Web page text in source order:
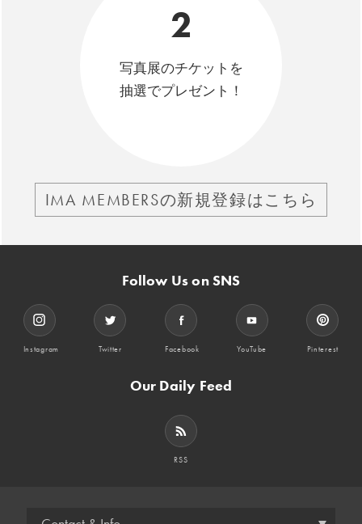
2
写真展のチケットを
抽選でプレゼント！
IMA MEMBERSの新規登録はこちら
Follow Us on SNS
Instagram Twitter Facebook YouTube Pinterest
Our Daily Feed
RSS